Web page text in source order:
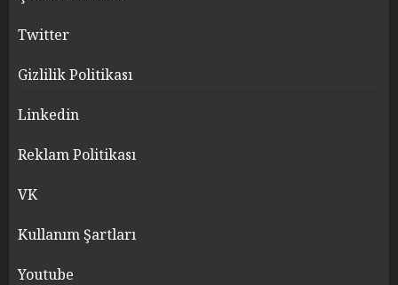
Twitter
Gizlilik Politikası
Linkedin
Reklam Politikası
VK
Kullanım Şartları
Youtube